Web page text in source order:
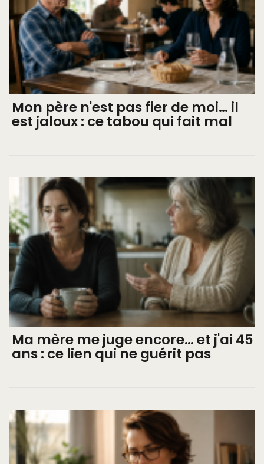
Mon père n'est pas fier de moi… il
est jaloux : ce tabou qui fait mal
Ma mère me juge encore… et j'ai 45
ans : ce lien qui ne guérit pas